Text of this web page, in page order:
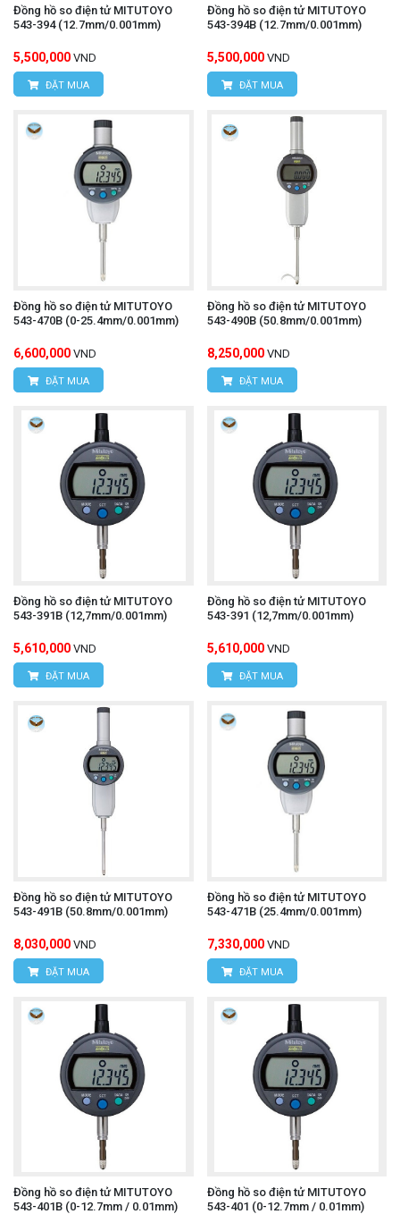
Đồng hồ so điện tử MITUTOYO
543-394 (12.7mm/0.001mm)
5,500,000 VND
ĐẶT MUA
Đồng hồ so điện tử MITUTOYO
543-394B (12.7mm/0.001mm)
5,500,000 VND
ĐẶT MUA
Đồng hồ so điện tử MITUTOYO
543-470B (0-25.4mm/0.001mm)
6,600,000 VND
ĐẶT MUA
Đồng hồ so điện tử MITUTOYO
543-490B (50.8mm/0.001mm)
8,250,000 VND
ĐẶT MUA
Đồng hồ so điện tử MITUTOYO
543-391B (12,7mm/0.001mm)
5,610,000 VND
ĐẶT MUA
Đồng hồ so điện tử MITUTOYO
543-391 (12,7mm/0.001mm)
5,610,000 VND
ĐẶT MUA
Đồng hồ so điện tử MITUTOYO
543-491B (50.8mm/0.001mm)
8,030,000 VND
ĐẶT MUA
Đồng hồ so điện tử MITUTOYO
543-471B (25.4mm/0.001mm)
7,330,000 VND
ĐẶT MUA
Đồng hồ so điện tử MITUTOYO
543-401B (0-12.7mm / 0.01mm)
Đồng hồ so điện tử MITUTOYO
543-401 (0-12.7mm / 0.01mm)